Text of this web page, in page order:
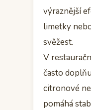
výraznější
limetky
svěžest.
V
často
citronové
pomáhá